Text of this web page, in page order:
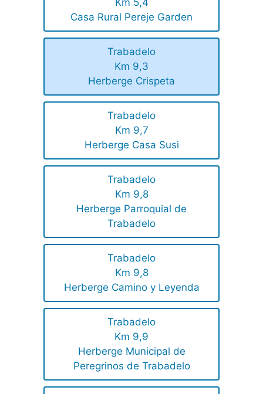
Km 5,4
Casa Rural Pereje Garden
Trabadelo
Km 9,3
Herberge Crispeta
Trabadelo
Km 9,7
Herberge Casa Susi
Trabadelo
Km 9,8
Herberge Parroquial de
Trabadelo
Trabadelo
Km 9,8
Herberge Camino y Leyenda
Trabadelo
Km 9,9
Herberge Municipal de
Peregrinos de Trabadelo